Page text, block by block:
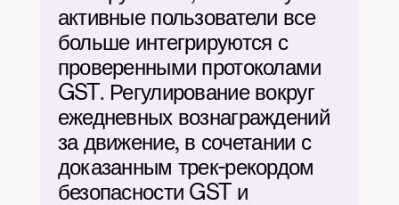
активные пользователи все
больше интегрируются с
проверенными протоколами
GST. Регулирование вокруг
ежедневных вознаграждений
за движение, в сочетании с
доказанным трек-рекордом
безопасности GST и